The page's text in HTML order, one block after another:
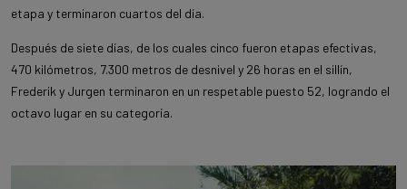
etapa y terminaron cuartos del día.
Después de siete días, de los cuales cinco fueron etapas efectivas,
470 kilómetros, 7.300 metros de desnivel y 26 horas en el sillín,
Frederik y Jurgen terminaron en un respetable puesto 52, logrando el
octavo lugar en su categoría.